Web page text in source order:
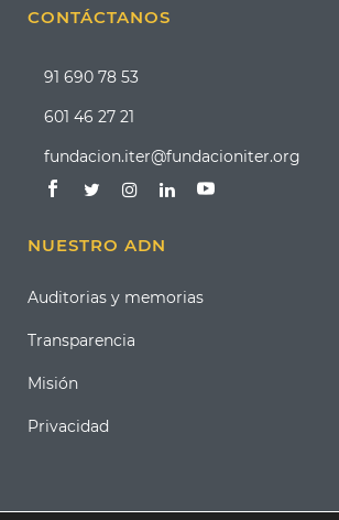
CONTÁCTANOS
91 690 78 53
601 46 27 21
fundacion.iter@fundacioniter.org
NUESTRO ADN
Auditorias y memorias
Transparencia
Misión
Privacidad